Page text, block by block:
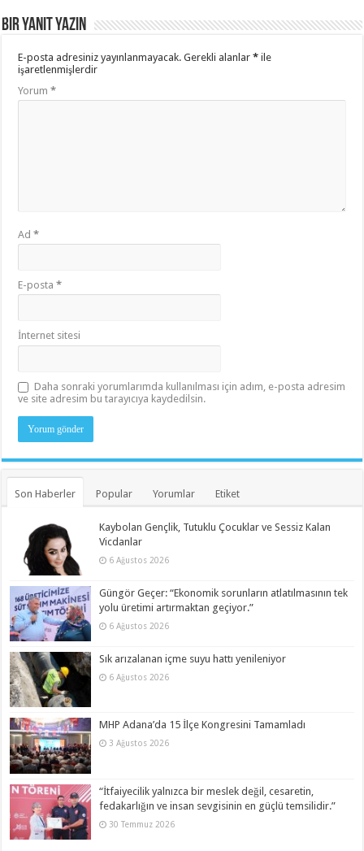
Bir yanıt yazın
E-posta adresiniz yayınlanmayacak. Gerekli alanlar* ile
işaretlenmişlerdir
Yorum*
Ad*
E-posta*
İnternet sitesi
Daha sonraki yorumlarımda kullanılması için adım, e-posta adresim
ve site adresim bu tarayıcıya kaydedilsin.
Son Haberler Popular Yorumlar Etiket
Kaybolan Gençlik, Tutuklu Çocuklar ve Sessiz Kalan
Vicdanlar
6 Ağustos 2026
Güngör Geçer: “Ekonomik sorunların atlatılmasının tek
yolu üretimi artırmaktan geçiyor.”
6 Ağustos 2026
Sık arızalanan içme suyu hattı yenileniyor
6 Ağustos 2026
MHP Adana’da 15 İlçe Kongresini Tamamladı
3 Ağustos 2026
“İtfaiyecilik yalnızca bir meslek değil, cesaretin,
fedakarlığın ve insan sevgisinin en güçlü temsilidir.”
30 Temmuz 2026